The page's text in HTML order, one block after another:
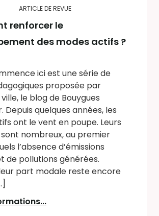
ARTICLE DE REVUE
renforcer le
des modes actifs ?
ici est une série de
proposée par
le blog de Bouygues
Depuis quelques années, les
ont le vent en poupe. Leurs
nombreux, au premier
l’absence d’émissions
de pollutions générées.
part modale reste encore